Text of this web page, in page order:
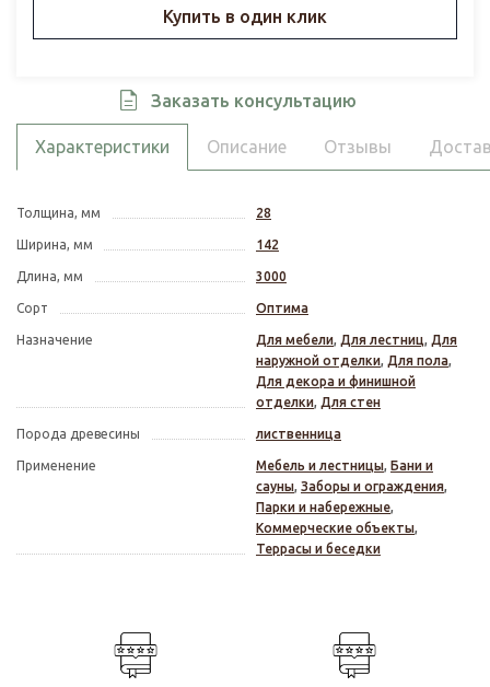
Купить в один клик
Заказать консультацию
Характеристики Описание Отзывы
Толщина, мм 28
Ширина, мм 142
Длина, мм 3000
Сорт Оптима
Назначение Для мебели, Для лестниц, Для
наружной отделки, Для пола,
Для декора и финишной
отделки, Для стен
Порода древесины лиственница
Применение Мебель и лестницы, Бани и
сауны, Заборы и ограждения,
Парки и набережные,
Коммерческие объекты,
Террасы и беседки